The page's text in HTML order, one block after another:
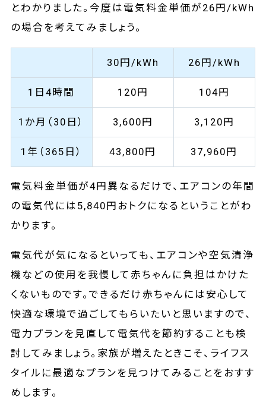
とわかりました。今度は電気料金単価が26円/kWh
の場合を考えてみましょう。
30円/kWh 26円/kWh
1日4時間 120円 104円
1か月（30日） 3,600円 3,120円
1年（365日） 43,800‬円 37,960‬円
電気料金単価が4円異なるだけで、エアコンの年間
の電気代には5,840円おトクになるということがわ
かります。
電気代が気になるといっても、エアコンや空気清浄
機などの使用を我慢して赤ちゃんに負担はかけた
くないものです。できるだけ赤ちゃんには安心して
快適な環境で過ごしてもらいたいと思いますので、
電力プランを見直して電気代を節約することも検
討してみましょう。家族が増えたときこそ、ライフス
タイルに最適なプランを見つけてみることをおすす
めします。